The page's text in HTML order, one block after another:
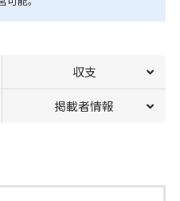
収支
掲載者情報